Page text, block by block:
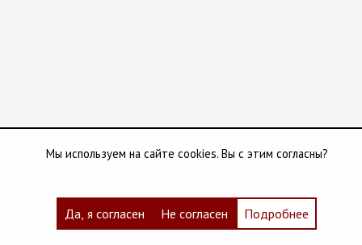
Мы используем на сайте cookies. Вы с этим согласны?
Да, я согласен Не согласен Подробнее